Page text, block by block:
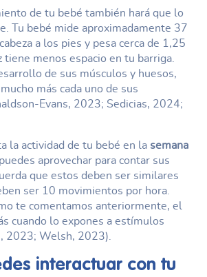
de tu bebé también hará que lo
Tu bebé mide aproximadamente 37
a los pies y pesa cerca de 1,25
tiene menos espacio en tu barriga.
de sus músculos y huesos,
más cada uno de sus
Evans, 2023; Sedicias, 2024;
la actividad de tu bebé en la semana
aprovechar para contar sus
que estos deben ser similares
ser 10 movimientos por hora.
te comentamos anteriormente, el
cuando lo expones a estímulos
2023; Welsh, 2023).
interactuar con tu